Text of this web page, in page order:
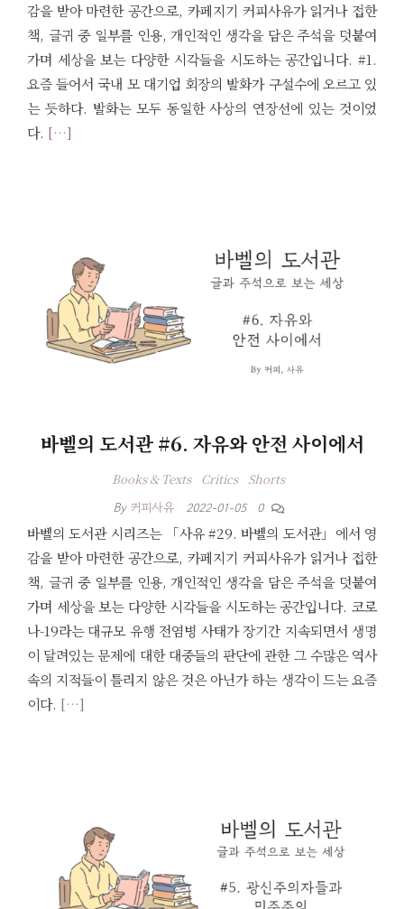
감을 받아 마련한 공간으로, 카페지기 커피사유가 읽거나 접한
책, 글귀 중 일부를 인용, 개인적인 생각을 담은 주석을 덧붙여
가며 세상을 보는 다양한 시각들을 시도하는 공간입니다. #1.
요즘 들어서 국내 모 대기업 회장의 발화가 구설수에 오르고 있
는 듯하다. 발화는 모두 동일한 사상의 연장선에 있는 것이었
다. […]
바벨의 도서관 #6. 자유와 안전 사이에서
Books & Texts Critics Shorts
By 커피사유 2022-01-05 0
바벨의 도서관 시리즈는 「사유 #29. 바벨의 도서관」에서 영
감을 받아 마련한 공간으로, 카페지기 커피사유가 읽거나 접한
책, 글귀 중 일부를 인용, 개인적인 생각을 담은 주석을 덧붙여
가며 세상을 보는 다양한 시각들을 시도하는 공간입니다. 코로
나-19라는 대규모 유행 전염병 사태가 장기간 지속되면서 생명
이 달려있는 문제에 대한 대중들의 판단에 관한 그 수많은 역사
속의 지적들이 틀리지 않은 것은 아닌가 하는 생각이 드는 요즘
이다. […]